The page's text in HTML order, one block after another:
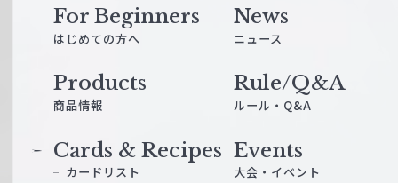
For Beginners
はじめての方へ
News
ニュース
Products
商品情報
Cards & Recipes
カードリスト
Events
大会・イベント
Rule/Q&A
ルール・Q&A